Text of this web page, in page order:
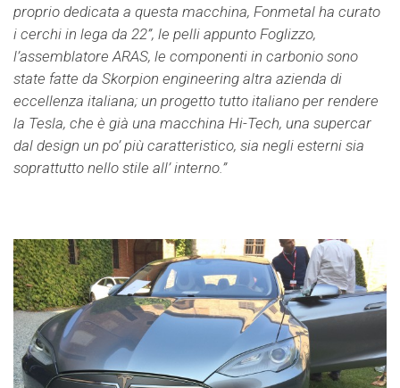
proprio dedicata a questa macchina, Fonmetal ha curato
i cerchi in lega da 22”, le pelli appunto Foglizzo,
l’assemblatore ARAS, le componenti in carbonio sono
state fatte da Skorpion engineering altra azienda di
eccellenza italiana; un progetto tutto italiano per rendere
la Tesla, che è già una macchina Hi-Tech, una supercar
dal design un po’ più caratteristico, sia negli esterni sia
soprattutto nello stile all’ interno.”